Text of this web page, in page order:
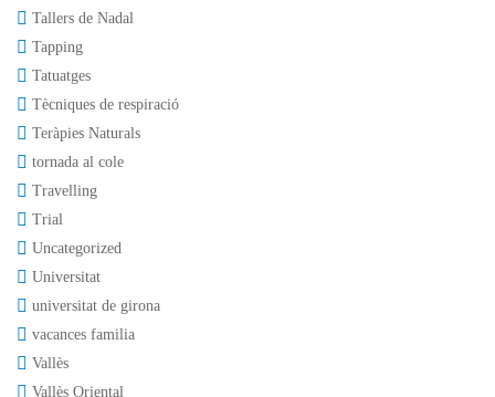
Tallers de Nadal
Tapping
Tatuatges
Tècniques de respiració
Teràpies Naturals
tornada al cole
Travelling
Trial
Uncategorized
Universitat
universitat de girona
vacances familia
Vallès
Vallès Oriental